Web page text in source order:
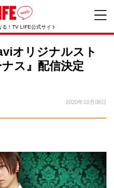
！TV LIFE公式サイト
オリジナルスト
ス』配信決定
2020年10月08日